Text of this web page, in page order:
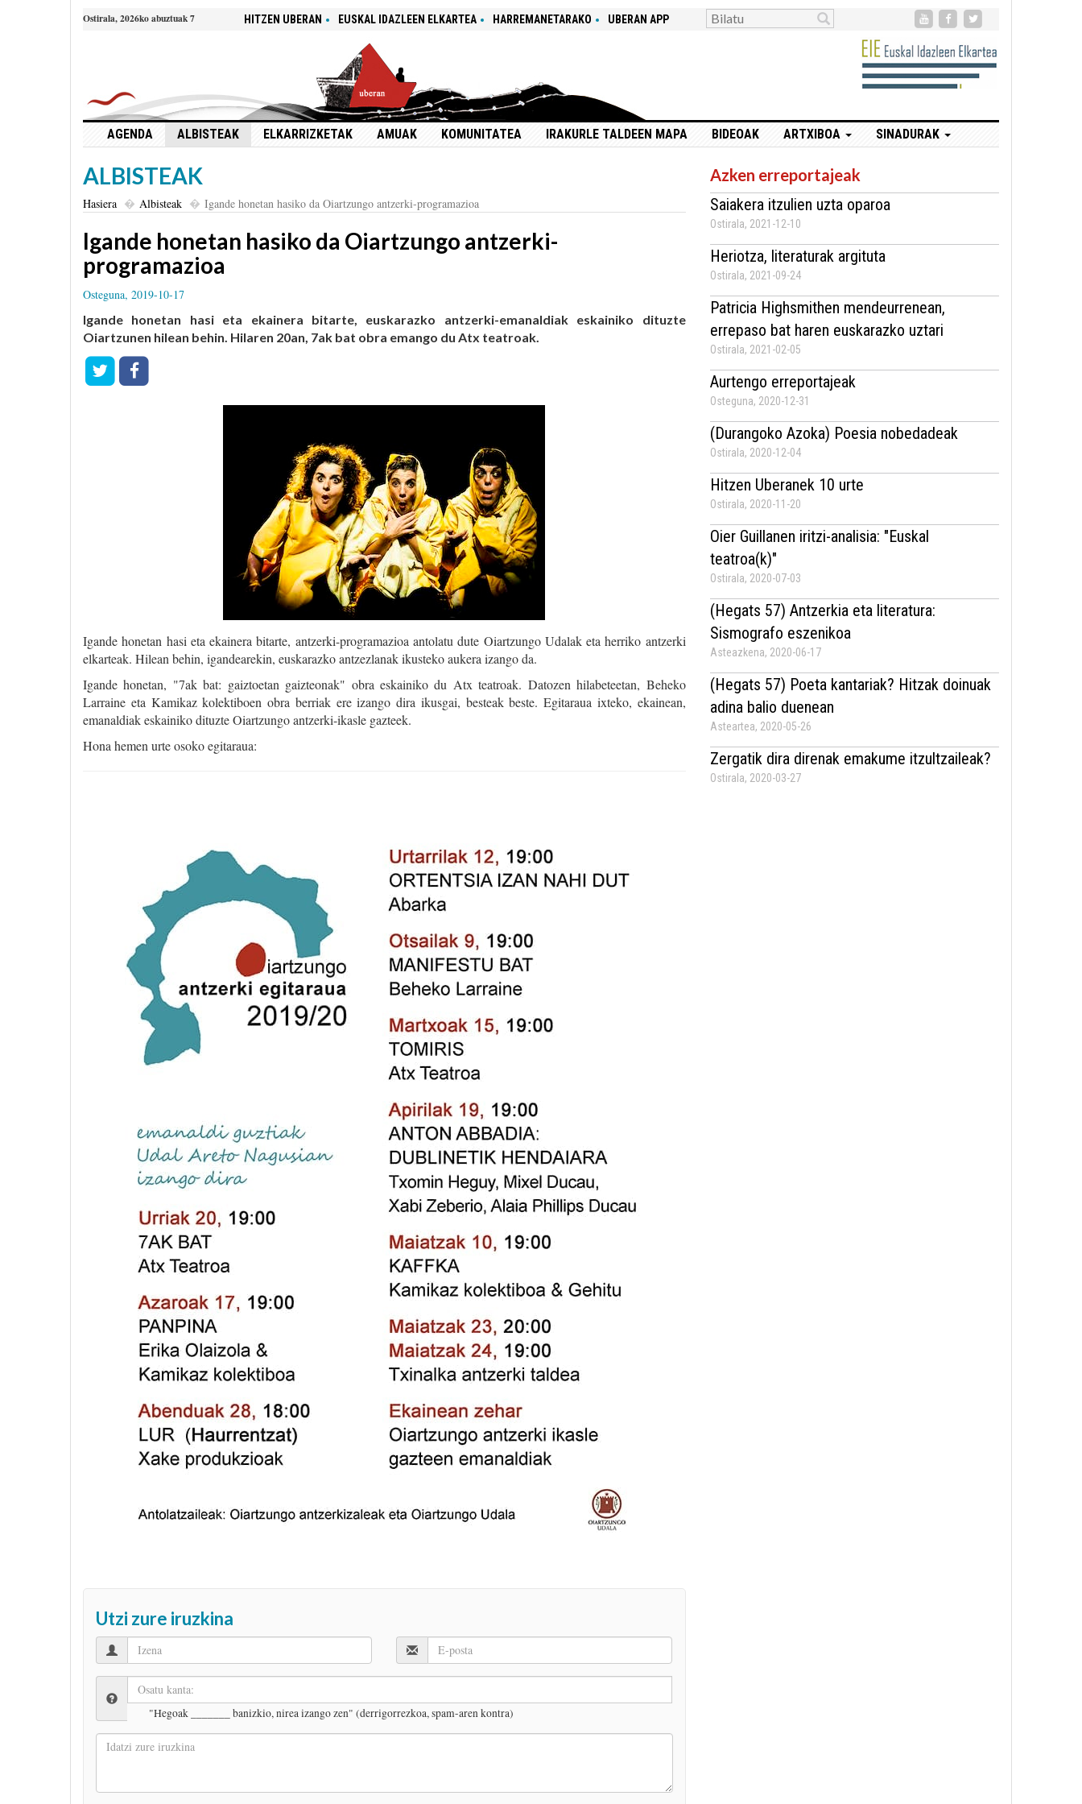
Ostirala, 2026ko abuztuak 7 HITZEN UBERAN EUSKAL IDAZLEEN ELKARTEA HARREMANETARAKO UBERAN APP
AGENDA ALBISTEAK ELKARRIZKETAK AMUAK KOMUNITATEA IRAKURLE TALDEEN MAPA BIDEOAK ARTXIBOA SINADURAK
ALBISTEAK
Hasiera Albisteak Igande honetan hasiko da Oiartzungo antzerki-programazioa
Igande honetan hasiko da Oiartzungo antzerki-
programazioa
Osteguna, 2019-10-17
Igande honetan hasi eta ekainera bitarte, euskarazko antzerki-emanaldiak eskainiko dituzte
Oiartzunen hilean behin. Hilaren 20an, 7ak bat obra emango du Atx teatroak.
Igande honetan hasi eta ekainera bitarte, antzerki-programazioa antolatu dute Oiartzungo Udalak eta herriko antzerki
elkarteak. Hilean behin, igandearekin, euskarazko antzezlanak ikusteko aukera izango da.
Igande honetan, "7ak bat: gaiztoetan gaizteonak" obra eskainiko du Atx teatroak. Datozen hilabeteetan, Beheko
Larraine eta Kamikaz kolektiboen obra berriak ere izango dira ikusgai, besteak beste. Egitaraua ixteko, ekainean,
emanaldiak eskainiko dituzte Oiartzungo antzerki-ikasle gazteek.
Hona hemen urte osoko egitaraua:
Utzi zure iruzkina
"Hegoak _______ banizkio, nirea izango zen" (derrigorrezkoa, spam-aren kontra)
Idatzi
Azken erreportajeak
Saiakera itzulien uzta oparoa
Ostirala, 2021-12-10
Heriotza, literaturak argituta
Ostirala, 2021-09-24
Patricia Highsmithen mendeurrenean,
errepaso bat haren euskarazko uztari
Ostirala, 2021-02-05
Aurtengo erreportajeak
Osteguna, 2020-12-31
(Durangoko Azoka) Poesia nobedadeak
Ostirala, 2020-12-04
Hitzen Uberanek 10 urte
Ostirala, 2020-11-20
Oier Guillanen iritzi-analisia: "Euskal
teatroa(k)"
Ostirala, 2020-07-03
(Hegats 57) Antzerkia eta literatura:
Sismografo eszenikoa
Asteazkena, 2020-06-17
(Hegats 57) Poeta kantariak? Hitzak doinuak
adina balio duenean
Asteartea, 2020-05-26
Zergatik dira direnak emakume itzultzaileak?
Ostirala, 2020-03-27